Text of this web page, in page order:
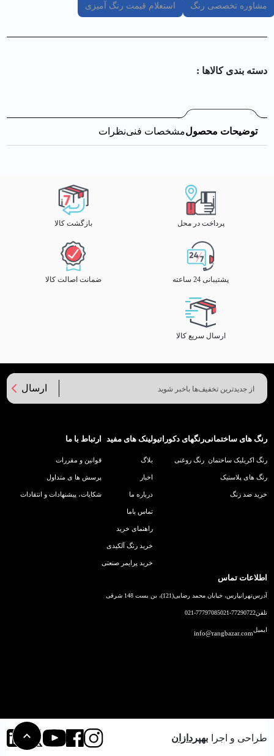
مشاوره تخصصی رنگ استعلام قیمت رنگ آمیزی
دسته بندی کالا‌ها :
توضیحات محصولمشخصات فنینظرات
پرداخت در محل بازگشت کالا
پشتیبانی 24 ساعته ضمانت اصالت کالا
ارسال سریع کالا
ارسال
رنگ های ساختمانی
رنگ اکریلیک ساختمان
رنگ های پلاستیک
خرید ضد زنگ
رنگهای دکوراتیو
رنگ روغنی
لینک های مفید
بلاگ
اخبار
درباره ما
تماس باما
راهنمای خرید
خرید رنگ آلکیدی
خرید پرایمر صنعتی
ارتباط با ما
قوانین و مقررات
پرسش ها ی متداول
شکایات، پیشنهادات و انتقادات
اطلاعات تماس
آدرستهرانپارس، خیابان محمد رضایی(121)، بن بست 148 شرقی
تلفن021-77290722
021-77797085
ایمیلinfo@rangbazar.com
طراحی و اجرا بهپردازان